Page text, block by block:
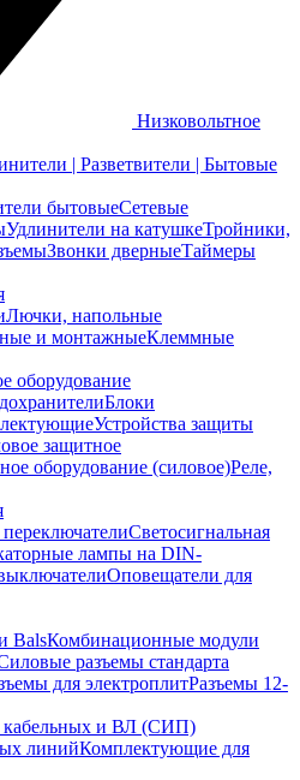
Низковольтное
| Разветвители | Бытовые
бытовыеСетевые
Удлинители на катушкеТройники,
Звонки дверныеТаймеры
Лючки, напольные
и монтажныеКлеммные
оборудование
Блоки
Устройства защиты
защитное
оборудование (силовое)Реле,
Светосигнальная
лампы на DIN-
Оповещатели для
BalsКомбинационные модули
разъемы стандарта
для электроплитРазъемы 12-
кабельных и ВЛ (СИП)
линийКомплектующие для